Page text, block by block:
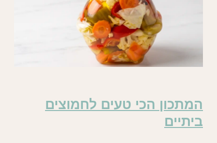
המתכון הכי טעים לחמוצים
ביתיים